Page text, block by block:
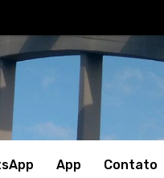
App Contato